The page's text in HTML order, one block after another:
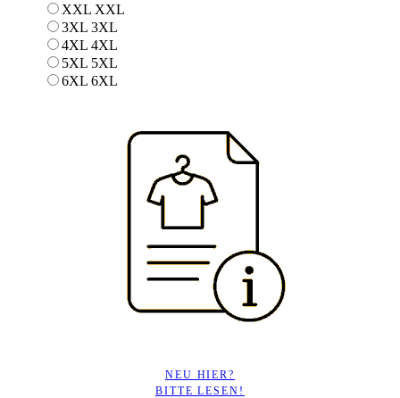
XXL XXL
3XL 3XL
4XL 4XL
5XL 5XL
6XL 6XL
NEU HIER?
BITTE LESEN!